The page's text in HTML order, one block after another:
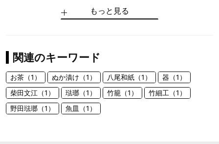
もっと見る
関連のキーワード
お茶（1） ぬか漬け（1） 八尾和紙（1）
器（1）
柴田文江（1）
琺瑯（1） 竹籠（1）
竹細工（1）
野田琺瑯（1）
魚皿（1）